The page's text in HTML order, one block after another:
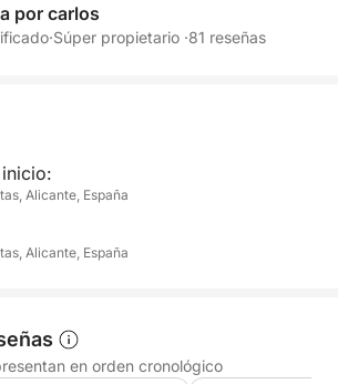
mar!
por carlos
·Súper propietario ·81 reseñas
Alicante, España
Alicante, España
en orden cronológico